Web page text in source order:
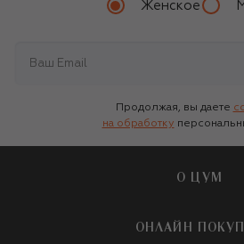
Женское
Продолжая, вы даете
на обработку
О ЦУМ
О магазине
ОНЛАЙН